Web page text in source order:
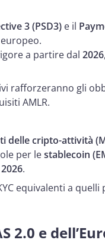
3 (PSD3) e il
a partire dal 2026
rafforzeranno gli
AMLR.
delle cripto-attività
per lestablecoin
.
equivalenti a
2.0 e